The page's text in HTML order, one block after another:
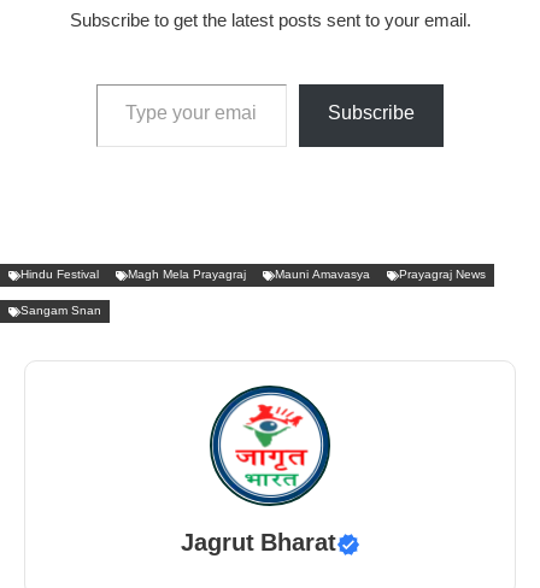
Subscribe to get the latest posts sent to your email.
Type your email…
Subscribe
Hindu Festival Magh Mela Prayagraj Mauni Amavasya Prayagraj News
Sangam Snan
Jagrut Bharat